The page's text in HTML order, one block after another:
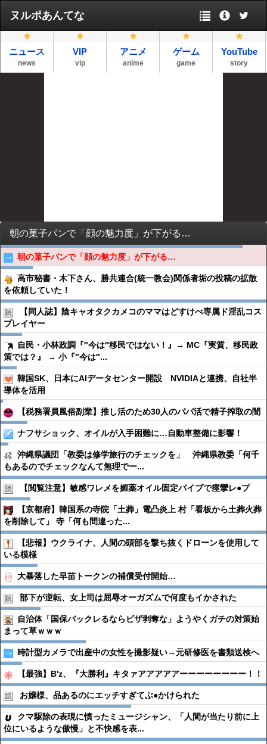
ヌルポあんてな
ニュース
news
VIP
vip
アニメ
anime
ゲーム
game
YouTube
story
朝の菓子パンで「顔の魅力度」が下がる…
朝の菓子パンで「顔の魅力度」が下がる…
高市秘書・木下さん、勝共連合(統一教会)関係者垢の投稿の拡散
を依頼していた！
【同人誌】陰キャオタクカメコのママはどすけべ専属ド淫乱コス
プレイヤー
自民・小林政調『″今は″移民ではない！』→ MC『実質、移民政
策では？』 → 小『″今は″...
韓国SK、日本にAIデータセンター開設 NVIDIAと連携、自社半
導体を活用
【税務署員風俗副業】推し活のため30人のパパ活で精子搾取の闇
ナフサショック、オイルが入手困難に…自動車整備に影響！
沖縄県議団「教委は修学旅行のチェックを」 沖縄県教委「何千
もあるのでチェックなんて無理でー...
【閲覧注意】敏感ワレメを媚薬オイル固定バイブで痙攣レ●︎プ
【京都府】韓国系の寺院「土葬」電凸炎上 村「看板から土葬火葬
を削除して」 寺「何も間違った...
【悲報】ウクライナ、人間の頭部を撃ち抜くドローンを使用して
いる模様
大暴落した早苗トークンの補償受付開始…
部下が逆転、女上司は屈辱オーガズムで何度もイかされた
自治体「国保バックレるならビザ剥奪な」ようやくガチの対策始
まって草ｗｗｗ
時計型カメラで出産中の女性を撮影疑い→元研修医を書類送検へ
【最強】B'z、『大勝利』キタァアアアアアーーーーーーーー！！
お嬢様、品あるのにエッチすぎてぶ●︎かけられた
クマ駆除の表現に憤ったミュージシャン、「人間が当たり前に上
位にいるような傲慢」と不快感を表...